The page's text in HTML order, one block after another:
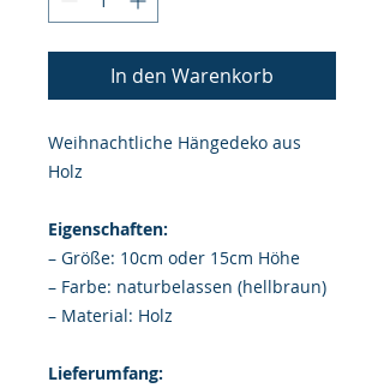
In den Warenkorb
Weihnachtliche Hängedeko aus
Holz
Eigenschaften:
– Größe: 10cm oder 15cm Höhe
– Farbe: naturbelassen (hellbraun)
– Material: Holz
Lieferumfang: